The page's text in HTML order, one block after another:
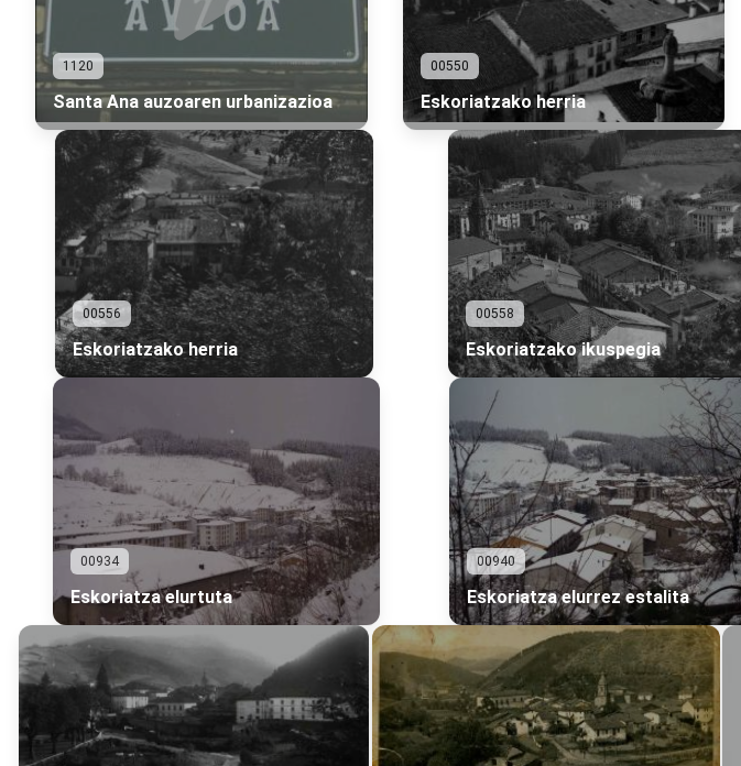
1120
Santa Ana auzoaren urbanizazioa
00550
Eskoriatzako herria
00556
Eskoriatzako herria
00558
Eskoriatzako ikuspegia
00934
Eskoriatza elurtuta
00940
Eskoriatza elurrez estalita